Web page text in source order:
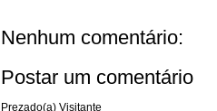
Nenhum comentário:
Postar um comentário
Prezado(a) Visitante